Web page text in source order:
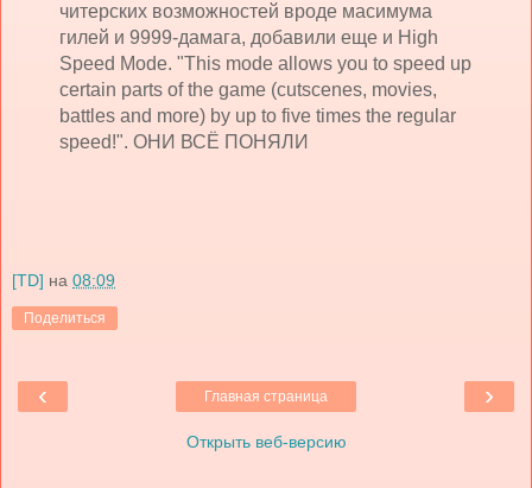
читерских возможностей вроде масимума
гилей и 9999-дамага, добавили еще и High
Speed Mode. "This mode allows you to speed up
certain parts of the game (cutscenes, movies,
battles and more) by up to five times the regular
speed!". ОНИ ВСЁ ПОНЯЛИ
[TD] на 08:09
Поделиться
‹ ›
Главная страница
Открыть веб-версию